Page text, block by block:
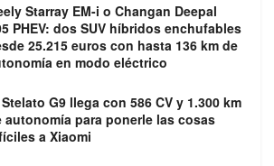
Starray EM-i o Changan Deepal
PHEV: dos SUV híbridos enchufables
25.215 euros con hasta 136 km de
en modo eléctrico
G9 llega con 586 CV y 1.300 km
autonomía para ponerle las cosas
a Xiaomi